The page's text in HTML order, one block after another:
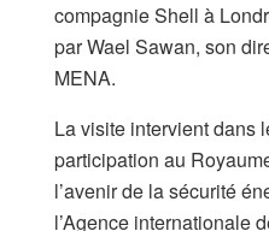
compagnie Shell à
par Wael Sawan, son
MENA.
La visite intervient dans
participation au
l’avenir de la sécurité
l’Agence internationale